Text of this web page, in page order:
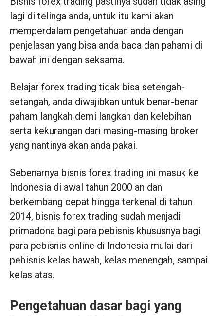
lagi di telinga anda, untuk itu kami akan
memperdalam pengetahuan anda dengan
penjelasan yang bisa anda baca dan pahami di
bawah ini dengan seksama.
Belajar forex trading tidak bisa setengah-
setangah, anda diwajibkan untuk benar-benar
paham langkah demi langkah dan kelebihan
serta kekurangan dari masing-masing broker
yang nantinya akan anda pakai.
Sebenarnya bisnis forex trading ini masuk ke
Indonesia di awal tahun 2000 an dan
berkembang cepat hingga terkenal di tahun
2014, bisnis forex trading sudah menjadi
primadona bagi para pebisnis khususnya bagi
para pebisnis online di Indonesia mulai dari
pebisnis kelas bawah, kelas menengah, sampai
kelas atas.
Pengetahuan dasar bagi yang